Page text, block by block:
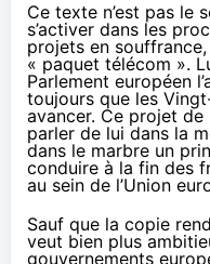
Ce texte n’est pas le
s’activer dans les
projets en
« paquet télécom ».
Parlement européen
toujours que les
avancer. Ce projet
parler de lui dans la
dans le marbre un
conduire à la fin des
au sein de l’Union
Sauf que la copie
veut bien plus
gouvernements